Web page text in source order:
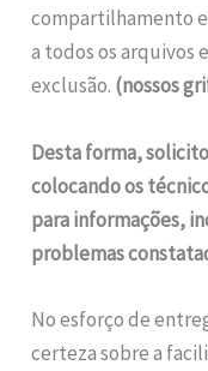
compartilhamento
a todos os arquivos
exclusão. (nossos
Desta forma,
colocando os
para informações,
problemas
No esforço de
certeza sobre a